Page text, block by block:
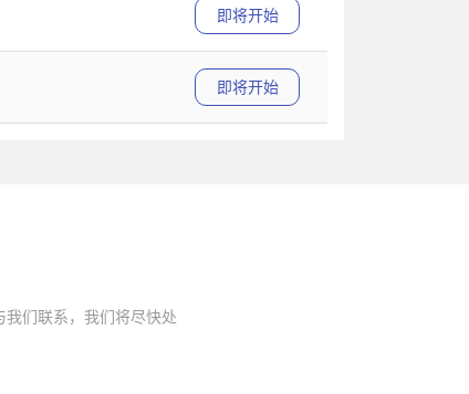
即将开始
即将开始
们联系，我们将尽快处